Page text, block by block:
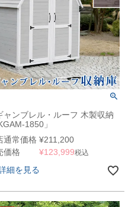
ャンブレル・ルーフ 木製収納
1850」
通常価格 ¥211,200
価格
¥123,999税込
細を見る